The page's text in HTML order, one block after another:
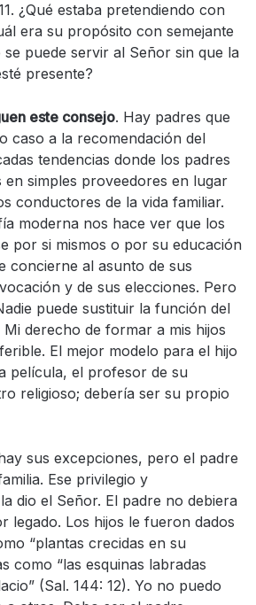
¿Qué estaba pretendiendo con
era su propósito con semejante
puede servir al Señor sin que la
presente?
este consejo. Hay padres que
caso a la recomendación del
tendencias donde los padres
en simples proveedores en lugar
conductores de la vida familiar.
moderna nos hace ver que los
por si mismos o por su educación
concierne al asunto de sus
y de sus elecciones. Pero
puede sustituir la función del
derecho de formar a mis hijos
El mejor modelo para el hijo
película, el profesor de su
religioso; debería ser su propio
sus excepciones, pero el padre
Ese privilegio y
dio el Señor. El padre no debiera
legado. Los hijos le fueron dados
“plantas crecidas en su
como “las esquinas labradas
(Sal. 144: 12). Yo no puedo